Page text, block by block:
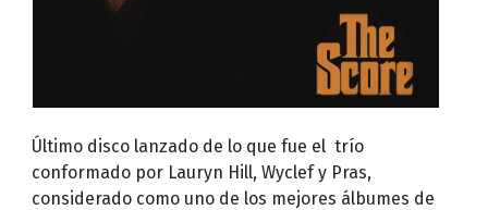
Último disco lanzado de lo que fue el trío
conformado por Lauryn Hill, Wyclef y Pras,
considerado como uno de los mejores álbumes de